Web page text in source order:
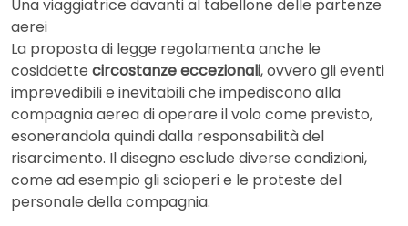
Una viaggiatrice davanti al tabellone delle partenze
aerei
La proposta di legge regolamenta anche le
cosiddette circostanze eccezionali, ovvero gli eventi
imprevedibili e inevitabili che impediscono alla
compagnia aerea di operare il volo come previsto,
esonerandola quindi dalla responsabilità del
risarcimento. Il disegno esclude diverse condizioni,
come ad esempio gli scioperi e le proteste del
personale della compagnia.